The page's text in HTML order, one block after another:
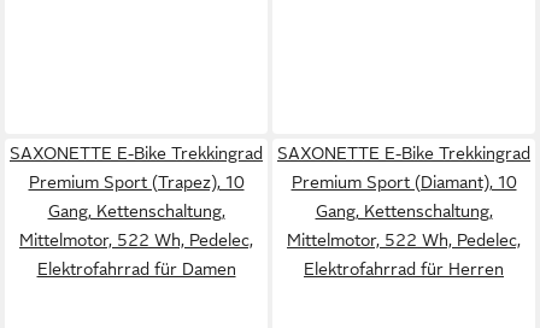
SAXONETTE E-Bike Trekkingrad
Premium Sport (Trapez), 10
Gang, Kettenschaltung,
Mittelmotor, 522 Wh, Pedelec,
Elektrofahrrad für Damen
SAXONETTE E-Bike Trekkingrad
Premium Sport (Diamant), 10
Gang, Kettenschaltung,
Mittelmotor, 522 Wh, Pedelec,
Elektrofahrrad für Herren